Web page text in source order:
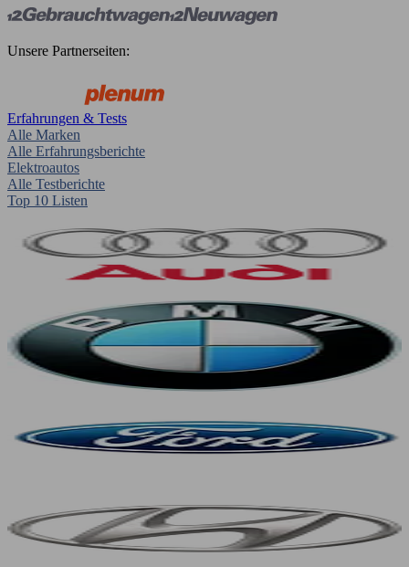
Unsere Partnerseiten:
Erfahrungen & Tests
Alle Marken
Alle Erfahrungsberichte
Elektroautos
Alle Testberichte
Top 10 Listen